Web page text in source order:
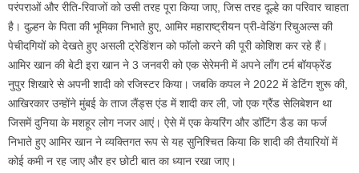
परंपराओं और रीति-रिवाजों को उसी तरह पूरा किया जाए, जिस तरह दूल्हे का परिवार चाहता
है। दुल्हन के पिता की भूमिका निभाते हुए, आमिर महाराष्ट्रीयन प्री-वेडिंग रिचुअल्स की
पेचीदगियों को देखते हुए असली ट्रेडिंशन को फॉलो करने की पूरी कोशिश कर रहे हैं।
आमिर खान की बेटी इरा खान ने 3 जनवरी को एक सेरेमनी में अपने लॉंग टर्म बॉयफ्रेंड
नुपुर शिखारे से अपनी शादी को रजिस्टर किया। जबकि कपल ने 2022 में डेटिंग शुरू की,
आखिरकार उन्होंने मुंबई के ताज लैंड्स एंड में शादी कर ली, जो एक ग्रैंड सेलिबेशन था
जिसमें दुनिया के मशहूर लोग नजर आएं। ऐसे में एक केयरिंग और डॉटिंग डैड का फर्ज
निभाते हुए आमिर खान ने व्यक्तिगत रूप से यह सुनिश्चित किया कि शादी की तैयारियों में
कोई कमी न रह जाए और हर छोटी बात का ध्यान रखा जाए।